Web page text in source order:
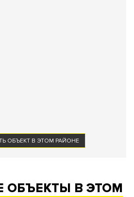
ОБЪЕКТ В ЭТОМ РАЙОНЕ
ОБЪЕКТЫ В ЭТОМ